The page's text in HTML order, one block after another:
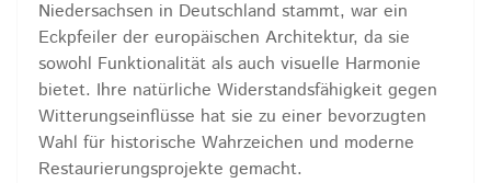
Niedersachsen in Deutschland stammt, war ein
Eckpfeiler der europäischen Architektur, da sie
sowohl Funktionalität als auch visuelle Harmonie
bietet. Ihre natürliche Widerstandsfähigkeit gegen
Witterungseinflüsse hat sie zu einer bevorzugten
Wahl für historische Wahrzeichen und moderne
Restaurierungsprojekte gemacht.